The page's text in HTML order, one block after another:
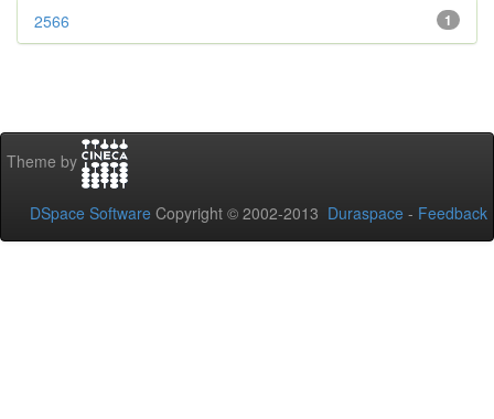
1
2566
Theme by
DSpace Software Copyright © 2002-2013 Duraspace - Feedback